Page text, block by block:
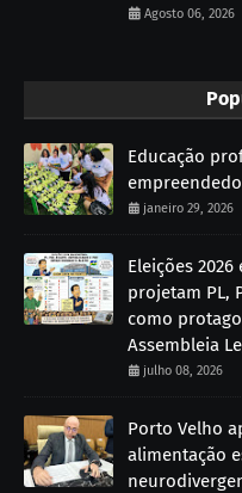
Agosto 06, 2026
Educação
janeiro 29, 2026
Eleições
projetam PL,
como
Assembleia
julho 08, 2026
Porto Velho
alimentação